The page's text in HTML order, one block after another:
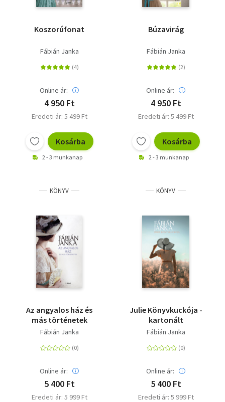
Koszorúfonat
Fábián Janka
Online ár:
4 950 Ft
Eredeti ár: 5 499 Ft
Kosárba
2 - 3 munkanap
Búzavirág
Fábián Janka
Online ár:
4 950 Ft
Eredeti ár: 5 499 Ft
Kosárba
2 - 3 munkanap
KÖNYV
Az angyalos ház és
más történetek
Fábián Janka
Online ár:
5 400 Ft
Eredeti ár: 5 999 Ft
KÖNYV
Julie Könyvkuckója -
kartonált
Fábián Janka
Online ár:
5 400 Ft
Eredeti ár: 5 999 Ft